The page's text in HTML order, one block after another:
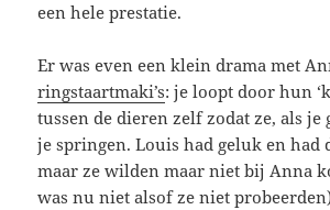
een hele prestatie.
Er was even een klein drama met
ringstaartmaki’s: je loopt door hun
tussen de dieren zelf zodat ze, als je
je springen. Louis had geluk en had
maar ze wilden maar niet bij Anna
was nu niet alsof ze niet